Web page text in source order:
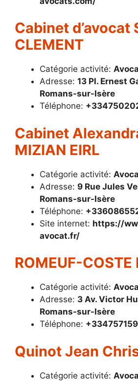
Cabinet d’avocat
CLEMENT
Catégorie activité:
Adresse: 13 Pl. Ernest
Romans-sur-Isère
Téléphone:
Cabinet
MIZIAN EIRL
Catégorie activité:
Adresse: 9 Rue Jules
Romans-sur-Isère
Téléphone:
Site internet: https://
avocat.fr/
ROMEUF-
Catégorie activité:
Adresse: 3 Av. Victor
Romans-sur-Isère
Téléphone:
Quinot Jean
Catégorie activité: